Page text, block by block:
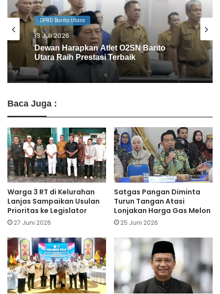
DPRD Barito Utara
10 Juli 2026
Agenda Gowes Bareng Dapat
Dukungan Dewan
Baca Juga :
Warga 3 RT di Kelurahan
Lanjas Sampaikan Usulan
Prioritas ke Legislator
27 Juni 2026
Satgas Pangan Diminta
Turun Tangan Atasi
Lonjakan Harga Gas Melon
25 Juni 2026